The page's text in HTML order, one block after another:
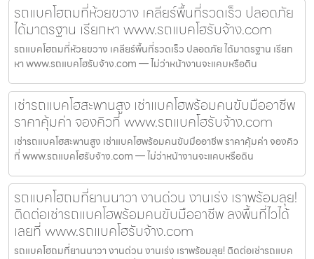
รถแบคโฮถมที่ห้วยขวาง เคลียร์พื้นที่รวดเร็ว ปลอดภัย
ได้มาตรฐาน เรียกหา www.รถแบคโฮรับจ้าง.com
รถแบคโฮถมที่ห้วยขวาง เคลียร์พื้นที่รวดเร็ว ปลอดภัย ได้มาตรฐาน เรียก
หา www.รถแบคโฮรับจ้าง.com — ไม่ว่าหน้างานจะแคบหรือดิน
เช่ารถแบคโฮสะพานสูง เช่าแบคโฮพร้อมคนขับมืออาชีพ
ราคาคุ้มค่า จองคิวที่ www.รถแบคโฮรับจ้าง.com
เช่ารถแบคโฮสะพานสูง เช่าแบคโฮพร้อมคนขับมืออาชีพ ราคาคุ้มค่า จองคิว
ที่ www.รถแบคโฮรับจ้าง.com — ไม่ว่าหน้างานจะแคบหรือดิน
รถแบคโฮถมที่ยานนาวา งานด่วน งานเร่ง เราพร้อมลุย!
ติดต่อเช่ารถแบคโฮพร้อมคนขับมืออาชีพ ลงพื้นที่ไวได้
เลยที่ www.รถแบคโฮรับจ้าง.com
รถแบคโฮถมที่ยานนาวา งานด่วน งานเร่ง เราพร้อมลุย! ติดต่อเช่ารถแบค